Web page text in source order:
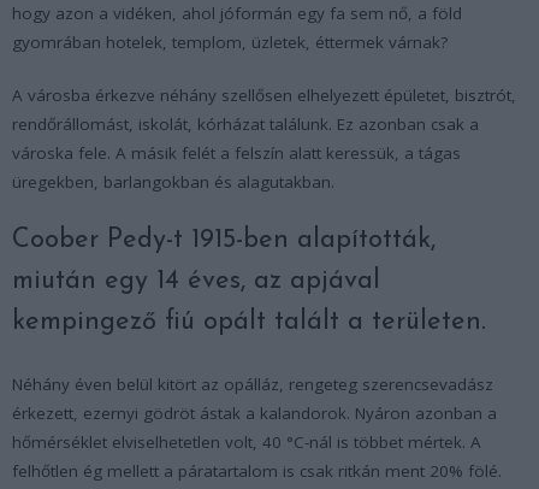
hogy azon a vidéken, ahol jóformán egy fa sem nő, a föld
gyomrában hotelek, templom, üzletek, éttermek várnak?
A városba érkezve néhány szellősen elhelyezett épületet, bisztrót,
rendőrállomást, iskolát, kórházat találunk. Ez azonban csak a
városka fele. A másik felét a felszín alatt keressük, a tágas
üregekben, barlangokban és alagutakban.
Coober Pedy-t 1915-ben alapították,
miután egy 14 éves, az apjával
kempingező fiú opált talált a területen.
Néhány éven belül kitört az opálláz, rengeteg szerencsevadász
érkezett, ezernyi gödröt ástak a kalandorok. Nyáron azonban a
hőmérséklet elviselhetetlen volt, 40 °C-nál is többet mértek. A
felhőtlen ég mellett a páratartalom is csak ritkán ment 20% fölé.